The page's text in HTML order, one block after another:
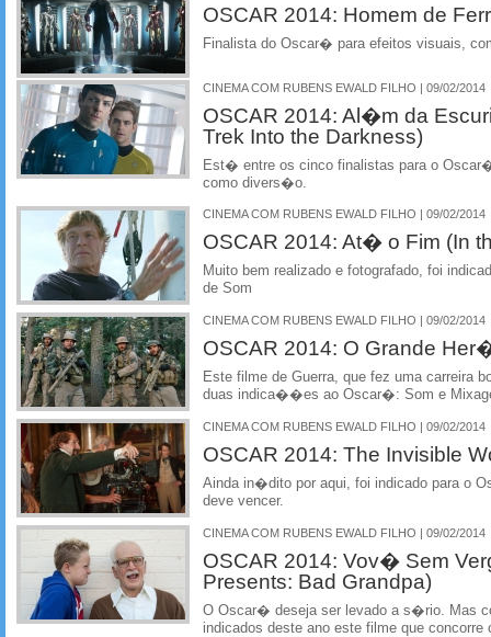
OSCAR 2014: Homem de
Finalista do Oscar� para efeitos visuais,
CINEMA COM RUBENS EWALD FILHO | 09/02/2014
OSCAR 2014: Al�m da
Trek Into the Darkness)
Est� entre os cinco finalistas para o
como divers�o.
CINEMA COM RUBENS EWALD FILHO | 09/02/2014
OSCAR 2014: At� o Fim (In
Muito bem realizado e fotografado, foi
de Som
CINEMA COM RUBENS EWALD FILHO | 09/02/2014
OSCAR 2014: O Grande
Este filme de Guerra, que fez uma carreira
duas indica��es ao Oscar�: Som e
CINEMA COM RUBENS EWALD FILHO | 09/02/2014
OSCAR 2014: The Invisible
Ainda in�dito por aqui, foi indicado para o
deve vencer.
CINEMA COM RUBENS EWALD FILHO | 09/02/2014
OSCAR 2014: Vov� Sem
Presents: Bad Grandpa)
O Oscar� deseja ser levado a s�rio. Mas
indicados deste ano este filme que concorre